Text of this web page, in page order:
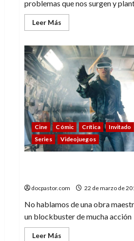
problemas que nos surgen y
Leer Más
más
Supergirl:
Fuera
de
lo
común
Cine Cómic Crítica Invitado
Series
Videojuegos
docpastor.com 22 de marzo de
No hablamos de una obra
un blockbuster de mucha acción
Leer Más